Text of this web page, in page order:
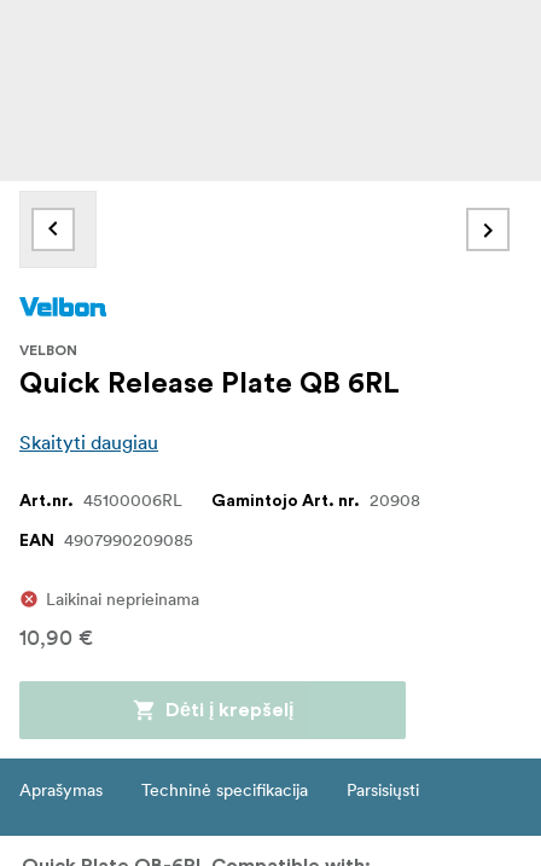
VELBON
Quick Release Plate QB 6RL
Skaityti daugiau
Art.nr. 45100006RL Gamintojo Art. nr. 20908
EAN 4907990209085
Laikinai neprieinama
10,90 €
Dėti į krepšelį
Aprašymas Techninė specifikacija Parsisiųsti